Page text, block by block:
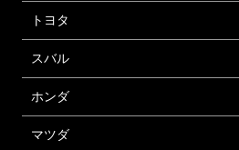
トヨタ
スバル
ホンダ
マツダ